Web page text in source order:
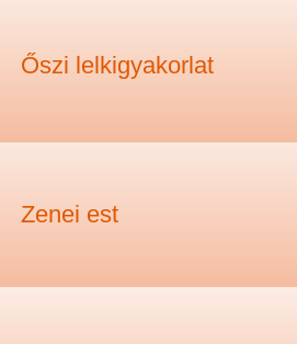
Őszi lelkigyakorlat
Zenei est